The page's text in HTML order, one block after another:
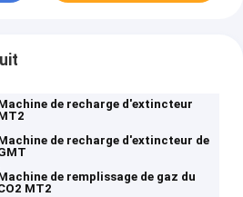
de recharge d'extincteur
de recharge d'extincteur de
de remplissage de gaz du
MT2